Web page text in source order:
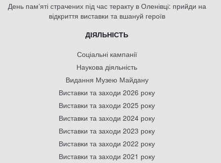
День памʼяті страчених під час теракту в Оленівці: прийди на
відкриття виставки та вшануй героїв
ДІЯЛЬНІСТЬ
Соціальні кампанії
Наукова діяльність
Видання Музею Майдану
Виставки та заходи 2026 року
Виставки та заходи 2025 року
Виставки та заходи 2024 року
Виставки та заходи 2023 року
Виставки та заходи 2022 року
Виставки та заходи 2021 року